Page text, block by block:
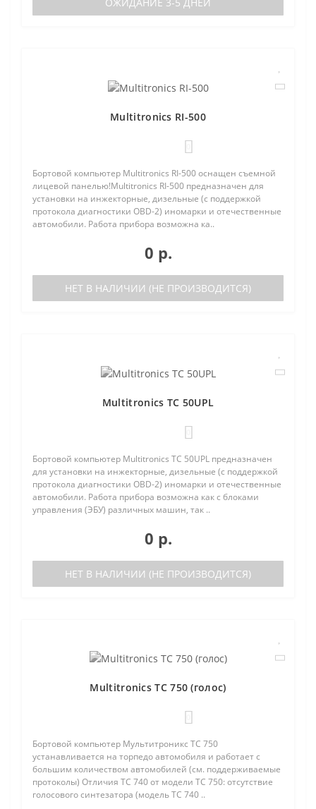
Multitronics RI-500
Бортовой компьютер Multitronics RI-500 оснащен съемной
лицевой панелью!Multitronics RI-500 предназначен для
установки на инжекторные, дизельные (с поддержкой
протокола диагностики OBD-2) иномарки и отечественные
автомобили. Работа прибора возможна ка..
0 р.
НЕТ В НАЛИЧИИ (НЕ ПРОИЗВОДИТСЯ)
Multitronics TC 50UPL
Бортовой компьютер Multitronics TC 50UPL предназначен
для установки на инжекторные, дизельные (с поддержкой
протокола диагностики OBD-2) иномарки и отечественные
автомобили. Работа прибора возможна как с блоками
управления (ЭБУ) различных машин, так ..
0 р.
НЕТ В НАЛИЧИИ (НЕ ПРОИЗВОДИТСЯ)
Multitronics TC 750 (голос)
Бортовой компьютер Мультитроникс TC 750
устанавливается на торпедо автомобиля и работает с
большим количеством автомобилей (см. поддерживаемые
протоколы) Отличия TC 740 от модели TC 750: отсутствие
голосового синтезатора (модель TC 740 ..